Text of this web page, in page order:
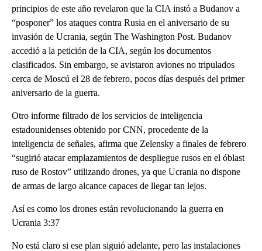
principios de este año revelaron que la CIA instó a Budanov a
“posponer” los ataques contra Rusia en el aniversario de su
invasión de Ucrania, según The Washington Post. Budanov
accedió a la petición de la CIA, según los documentos
clasificados. Sin embargo, se avistaron aviones no tripulados
cerca de Moscú el 28 de febrero, pocos días después del primer
aniversario de la guerra.
Otro informe filtrado de los servicios de inteligencia
estadounidenses obtenido por CNN, procedente de la
inteligencia de señales, afirma que Zelensky a finales de febrero
“sugirió atacar emplazamientos de despliegue rusos en el óblast
ruso de Rostov” utilizando drones, ya que Ucrania no dispone
de armas de largo alcance capaces de llegar tan lejos.
Así es como los drones están revolucionando la guerra en
Ucrania 3:37
No está claro si ese plan siguió adelante, pero las instalaciones